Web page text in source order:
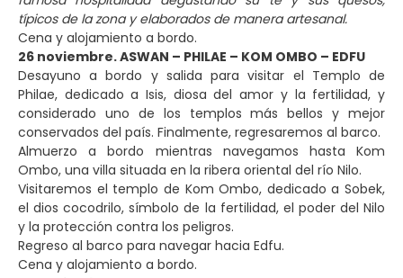
típicos de la zona y elaborados de manera artesanal.
Cena y alojamiento a bordo.
26 noviembre. ASWAN – PHILAE – KOM OMBO – EDFU
Desayuno a bordo y salida para visitar el Templo de
Philae, dedicado a Isis, diosa del amor y la fertilidad, y
considerado uno de los templos más bellos y mejor
conservados del país. Finalmente, regresaremos al barco.
Almuerzo a bordo mientras navegamos hasta Kom
Ombo, una villa situada en la ribera oriental del río Nilo.
Visitaremos el templo de Kom Ombo, dedicado a Sobek,
el dios cocodrilo, símbolo de la fertilidad, el poder del Nilo
y la protección contra los peligros.
Regreso al barco para navegar hacia Edfu.
Cena y alojamiento a bordo.